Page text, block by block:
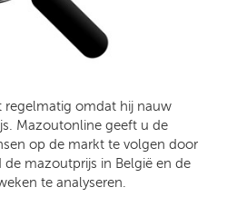
omdat hij nauw
Mazoutonline geeft u de
op de markt te volgen door
mazoutprijs in België en de
te analyseren.